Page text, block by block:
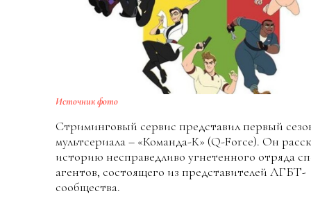
Источник фото
Стриминговый сервис представил первый
мультсериала – «Команда-К» (Q-Force). Он
историю несправедливо угнетенного отряда
агентов, состоящего из представителей ЛГБТ-
сообщества.